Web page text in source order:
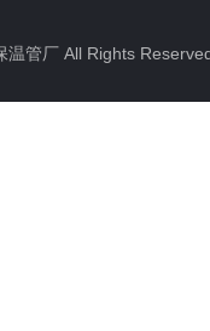
温管厂 All Rights